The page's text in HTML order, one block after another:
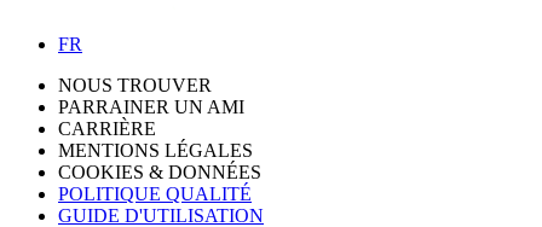
FR
NOUS TROUVER
PARRAINER UN AMI
CARRIÈRE
MENTIONS LÉGALES
COOKIES & DONNÉES
POLITIQUE QUALITÉ
GUIDE D'UTILISATION